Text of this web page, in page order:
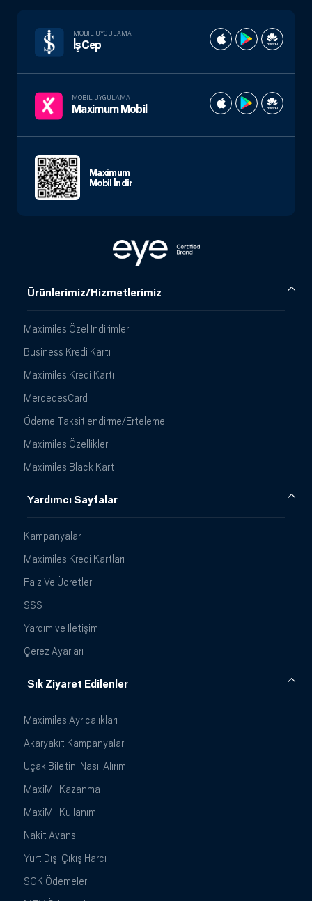
Ürünlerimiz/Hizmetlerimiz
Maximiles Özel İndirimler
Business Kredi Kartı
Maximiles Kredi Kartı
MercedesCard
Ödeme Taksitlendirme/Erteleme
Maximiles Özellikleri
Maximiles Black Kart
Yardımcı Sayfalar
Kampanyalar
Maximiles Kredi Kartları
Faiz Ve Ücretler
SSS
Yardım ve İletişim
Çerez Ayarları
Sık Ziyaret Edilenler
Maximiles Ayrıcalıkları
Akaryakıt Kampanyaları
Uçak Biletini Nasıl Alırım
MaxiMil Kazanma
MaxiMil Kullanımı
Nakit Avans
Yurt Dışı Çıkış Harcı
SGK Ödemeleri
MOBIL UYGULAMA
İşCep
MOBIL UYGULAMA
Maximum Mobil
Maximum
Mobil İndir